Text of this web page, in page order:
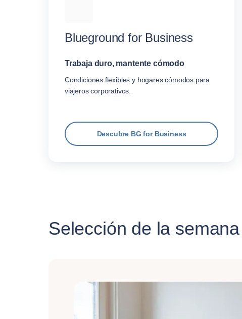
Blueground for Business
Trabaja duro, mantente cómodo
Condiciones flexibles y hogares cómodos para
viajeros corporativos.
Descubre BG for Business
Selección de la semana